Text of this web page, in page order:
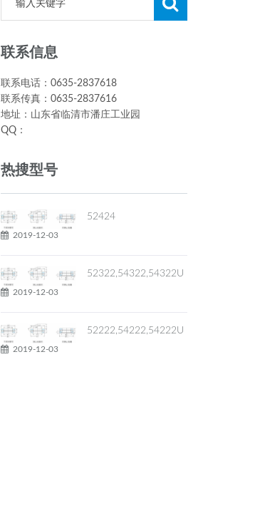
联系信息
联系电话：0635-2837618
联系传真：0635-2837616
地址：山东省临清市潘庄工业园
QQ：
热搜型号
52424
2019-12-03
52322,54322,54322U
2019-12-03
52222,54222,54222U
2019-12-03